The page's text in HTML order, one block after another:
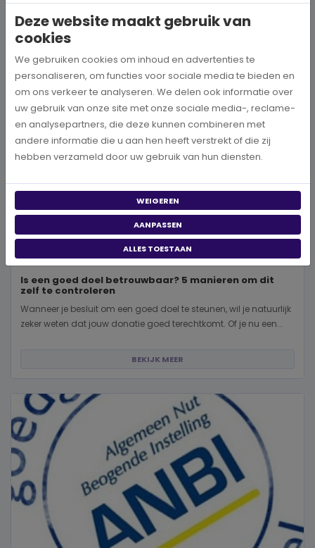
Is een goed doel betrouwbaar? 5 manieren om dit
zelf te controleren
Wanneer je besluit om een goed doel te steunen, wil je natuurlijk
zeker weten dat jouw donatie goed terechtkomt. Of je nu een...
BEKIJK MEER
Deze website maakt gebruik van
cookies
We gebruiken cookies om inhoud en advertenties te
personaliseren, om functies voor sociale media te bieden en
om ons verkeer te analyseren. We delen ook informatie over
uw gebruik van onze site met onze sociale media-, reclame-
en analysepartners, die deze kunnen combineren met
andere informatie die u aan hen heeft verstrekt of die zij
hebben verzameld door uw gebruik van hun diensten.
WEIGEREN
AANPASSEN
ALLES TOESTAAN